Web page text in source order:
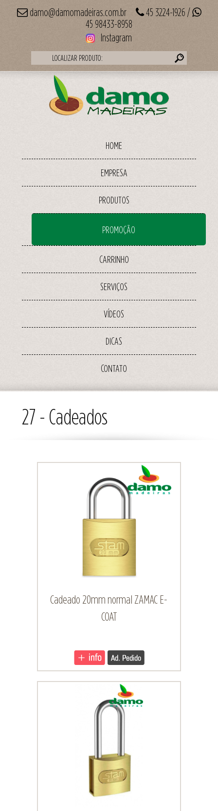
damo@damomadeiras.com.br
45 3224-1926 /
45 98433-8958
Instagram
LOCALIZAR PRODUTO:
HOME
EMPRESA
PRODUTOS
PROMOÇÃO
CARRINHO
SERVIÇOS
VÍDEOS
DICAS
CONTATO
27 - Cadeados
Cadeado 20mm normal ZAMAC E-
COAT